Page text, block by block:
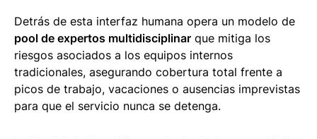
Detrás de esta interfaz humana opera un modelo de
pool de expertos multidisciplinar que mitiga los
riesgos asociados a los equipos internos
tradicionales, asegurando cobertura total frente a
picos de trabajo, vacaciones o ausencias imprevistas
para que el servicio nunca se detenga.